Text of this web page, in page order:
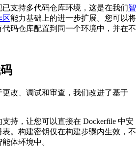
支持多代码仓库环境，这是在我们智
区能力基础上的进一步扩展。您可以将
码仓库配置到同一个环境中，并在不
改、调试和审查，我们改进了基于
持，让您可以直接在 Dockerfile 中安
。构建密钥仅在构建步骤内生效，不
体环境中。